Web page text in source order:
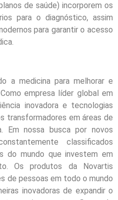
de saúde) incorporem os
para o diagnóstico, assim
para garantir o acesso
a medicina para melhorar e
empresa líder global em
inovadora e tecnologias
transformadores em áreas de
Em nossa busca por novos
classificados
do mundo que investem em
Os produtos da Novartis
de pessoas em todo o mundo
inovadoras de expandir o